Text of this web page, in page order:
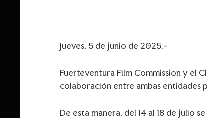
Jueves, 5 de junio de 2025.-
Fuerteventura Film Commission y el
colaboración entre ambas entidades
De esta manera, del 14 al 18 de julio